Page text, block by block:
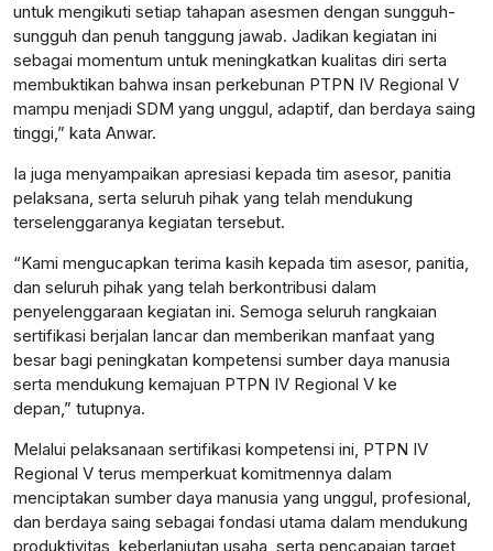
untuk mengikuti setiap tahapan asesmen dengan sungguh-
sungguh dan penuh tanggung jawab. Jadikan kegiatan ini
sebagai momentum untuk meningkatkan kualitas diri serta
membuktikan bahwa insan perkebunan PTPN IV Regional V
mampu menjadi SDM yang unggul, adaptif, dan berdaya saing
tinggi,” kata Anwar.
Ia juga menyampaikan apresiasi kepada tim asesor, panitia
pelaksana, serta seluruh pihak yang telah mendukung
terselenggaranya kegiatan tersebut.
“Kami mengucapkan terima kasih kepada tim asesor, panitia,
dan seluruh pihak yang telah berkontribusi dalam
penyelenggaraan kegiatan ini. Semoga seluruh rangkaian
sertifikasi berjalan lancar dan memberikan manfaat yang
besar bagi peningkatan kompetensi sumber daya manusia
serta mendukung kemajuan PTPN IV Regional V ke
depan,” tutupnya.
Melalui pelaksanaan sertifikasi kompetensi ini, PTPN IV
Regional V terus memperkuat komitmennya dalam
menciptakan sumber daya manusia yang unggul, profesional,
dan berdaya saing sebagai fondasi utama dalam mendukung
produktivitas, keberlanjutan usaha, serta pencapaian target